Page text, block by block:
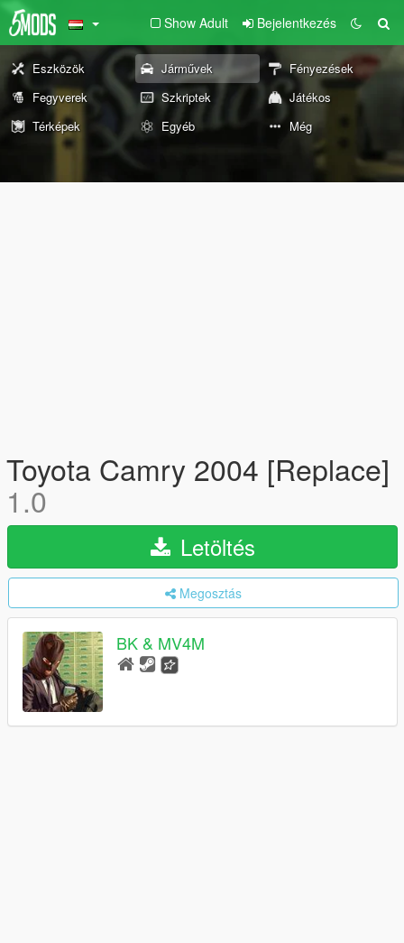
Show Adult Bejelentkezés
Eszközök Járművek
Fényezések
Fegyverek
Szkriptek
Játékos
Térképek
Egyéb Még
Toyota Camry 2004 [Replace]
1.0
Letöltés
Megosztás
BK & MV4M